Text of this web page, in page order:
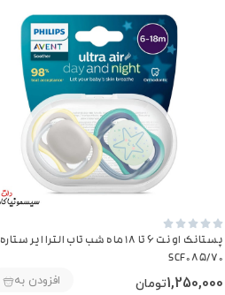





پستانک اونت 6 تا 18 ماه شب تاب الترا ایر ستاره
SCF085/70
1,250,000تومان افزودن به